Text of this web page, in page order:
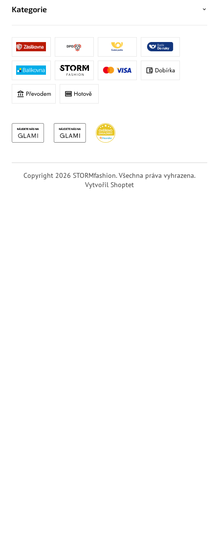
Kategorie
Vytvořil Shoptet
Copyright 2026 STORMfashion. Všechna práva vyhrazena.